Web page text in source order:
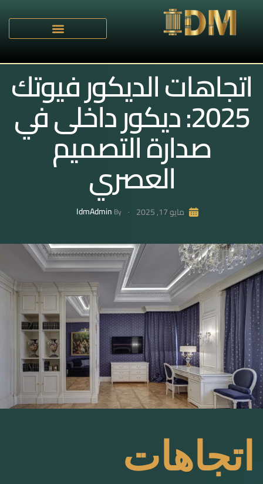
اتجاهات الديكور فيوتك
2025: ديكور داخلى في
صدارة التصميم
العصري
مايو 17, 2025 By
IdmAdmin
اتجاهات